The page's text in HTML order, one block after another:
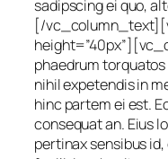
sadipscing ei quo,
[/
phaedrum
nihil expetendis in
hinc partem ei est.
consequat an. Eius
pertinax sensibus